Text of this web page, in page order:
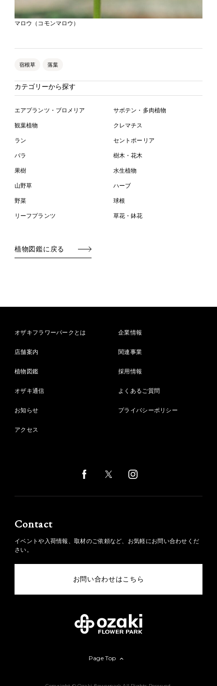
マロウ（コモンマロウ）
宿根草 落葉
カテゴリーから探す
エアプランツ・ブロメリア サボテン・多肉植物
観葉植物 クレマチス
ラン セントポーリア
バラ 樹木・花木
果樹 水生植物
山野草 ハーブ
野菜 球根
リーフプランツ 草花・鉢花
植物図鑑に戻る
オザキフラワーパークとは
店舗案内
植物図鑑
オザキ通信
お知らせ
アクセス
企業情報
関連事業
採用情報
よくあるご質問
プライバシーポリシー
Contact
イベントや入荷情報、取材のご依頼など、お気軽にお問い合わせくだ
さい。
お問い合わせはこちら
Page Top